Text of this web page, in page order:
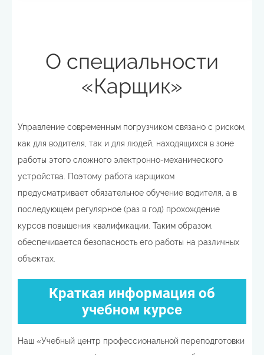
О специальности
«Карщик»
Управление современным погрузчиком связано с риском,
как для водителя, так и для людей, находящихся в зоне
работы этого сложного электронно-механического
устройства. Поэтому работа карщиком
предусматривает обязательное обучение водителя, а в
последующем регулярное (раз в год) прохождение
курсов повышения квалификации. Таким образом,
обеспечивается безопасность его работы на различных
объектах.
Краткая информация об
учебном курсе
Наш «Учебный центр профессиональной переподготовки